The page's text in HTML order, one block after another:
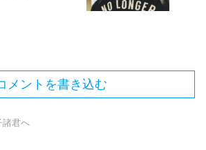
メントを書き込む
諸君へ